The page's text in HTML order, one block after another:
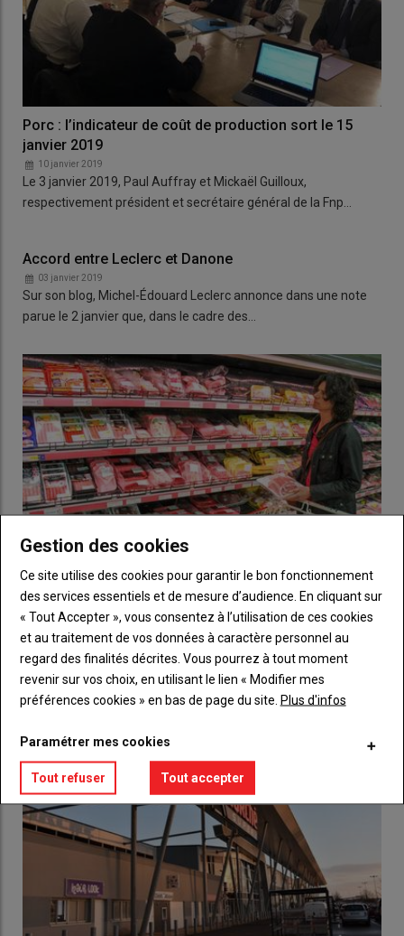
Porc : l’indicateur de coût de production sort le 15
janvier 2019
10 janvier 2019
Le 3 janvier 2019, Paul Auffray et Mickaël Guilloux,
respectivement président et secrétaire général de la Fnp…
Accord entre Leclerc et Danone
03 janvier 2019
Sur son blog, Michel-Édouard Leclerc annonce dans une note
parue le 2 janvier que, dans le cadre des…
Relèvement du seuil de revente à perte au 1er février
03 janvier 2019
Dans un décret paru au Journal officiel le 29 décembre 2018, le
Premier ministre fixe au 1er février 2019 la…
Gestion des cookies
Ce site utilise des cookies pour garantir le bon fonctionnement
des services essentiels et de mesure d’audience. En cliquant sur
« Tout Accepter », vous consentez à l’utilisation de ces cookies
et au traitement de vos données à caractère personnel au
regard des finalités décrites. Vous pourrez à tout moment
revenir sur vos choix, en utilisant le lien « Modifier mes
préférences cookies » en bas de page du site. Plus d'infos
Paramétrer mes cookies
Tout refuser Tout accepter